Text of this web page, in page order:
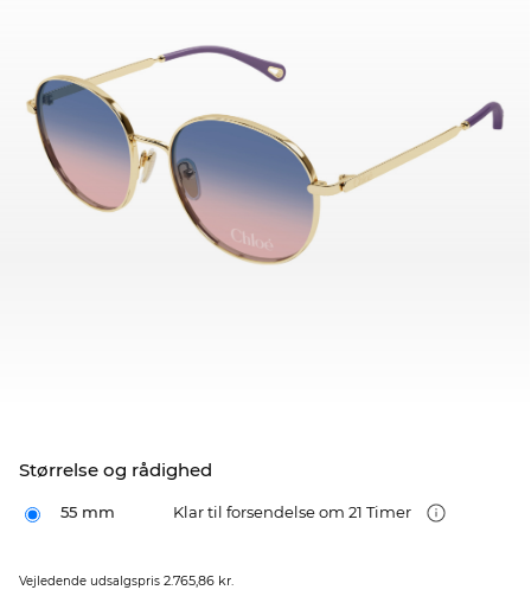
Størrelse og rådighed
55 mm Klar til forsendelse om 21 Timer
Vejledende udsalgspris 2.765,86 kr.